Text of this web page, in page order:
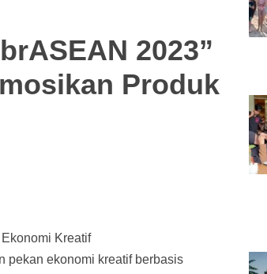
2023”
Produk
Kreatif
pekan ekonomi kreatif berbasis